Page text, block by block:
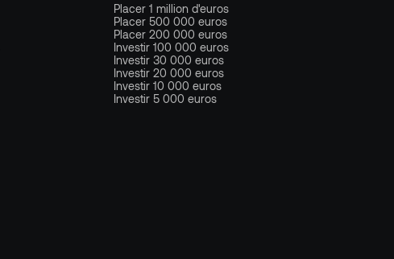
Placer 1 million d'euros
Placer 500 000 euros
Placer 200 000 euros
Investir 100 000 euros
Investir 30 000 euros
Investir 20 000 euros
Investir 10 000 euros
Investir 5 000 euros